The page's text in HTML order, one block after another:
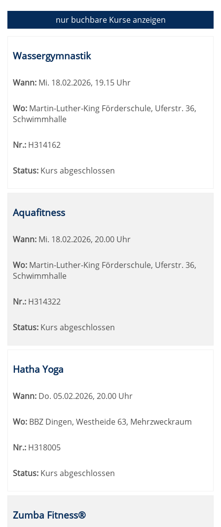
nur buchbareKurse anzeigen
Tabellenüberschriften
können
werden.
Wassergymnastik
Wann: Mi. 18.02.2026, 19.15 Uhr
Wo: Martin-Luther-King Förderschule, Uferstr. 36,
Schwimmhalle
Nr.: H314162
Status: Kurs abgeschlossen
Aquafitness
Wann: Mi. 18.02.2026, 20.00 Uhr
Wo: Martin-Luther-King Förderschule, Uferstr. 36,
Schwimmhalle
Nr.: H314322
Status: Kurs abgeschlossen
Hatha Yoga
Wann: Do. 05.02.2026, 20.00 Uhr
Wo: BBZ Dingen, Westheide 63, Mehrzweckraum
Nr.: H318005
Status: Kurs abgeschlossen
Zumba Fitness®